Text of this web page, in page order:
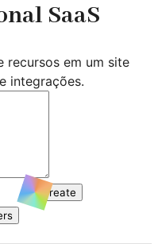
SaaS
recursos em um site
integrações.
Create